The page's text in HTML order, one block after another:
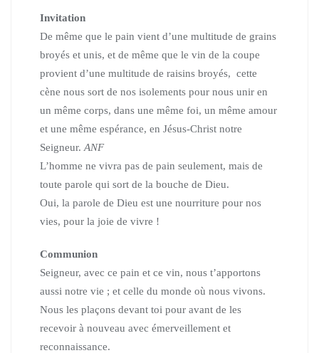
Invitation
De même que le pain vient d’une multitude de grains
broyés et unis, et de même que le vin de la coupe
provient d’une multitude de raisins broyés, cette
cène nous sort de nos isolements pour nous unir en
un même corps, dans une même foi, un même amour
et une même espérance, en Jésus-Christ notre
Seigneur. ANF
L’homme ne vivra pas de pain seulement, mais de
toute parole qui sort de la bouche de Dieu.
Oui, la parole de Dieu est une nourriture pour nos
vies, pour la joie de vivre !
Communion
Seigneur, avec ce pain et ce vin, nous t’apportons
aussi notre vie ; et celle du monde où nous vivons.
Nous les plaçons devant toi pour avant de les
recevoir à nouveau avec émerveillement et
reconnaissance.